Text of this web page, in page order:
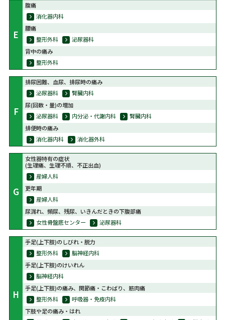
E
腹痛
消化器内科
腰痛
整形外科
泌尿器科
背中の痛み
整形外科
F
排尿困難、血尿、排尿時の痛み
泌尿器科
腎臓内科
尿(回数・量)の増加
泌尿器科
内分泌・代謝内科
腎臓内科
排便時の痛み
消化器内科
消化器外科
G
女性器特有の症状
(生理痛、生理不順、不正出血)
産婦人科
更年期
産婦人科
尿漏れ、頻尿、残尿、いきんだときの下腹部痛
女性骨盤底センター
泌尿器科
H
手足(上下肢)のしびれ・脱力
整形外科
脳神経内科
手足(上下肢)のけいれん
脳神経内科
手足(上下肢)の痛み、関節痛・こわばり、筋肉痛
整形外科
呼吸器・免疫内科
下肢や足の痛み・はれ